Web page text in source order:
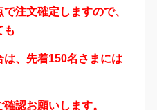
注文確定しますので、
も
、先着150名さまには
認お願いします。